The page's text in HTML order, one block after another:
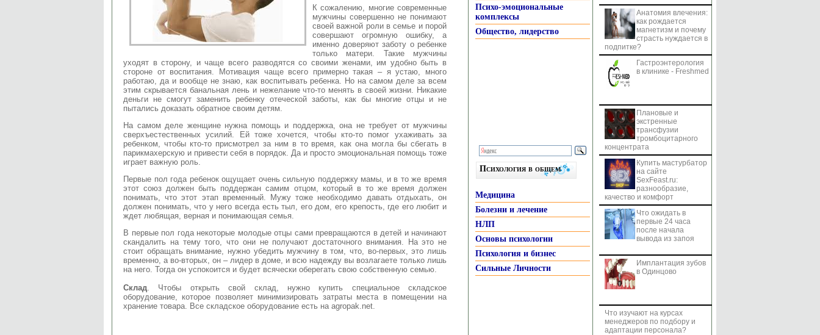
К сожалению, многие современные
мужчины совершенно не понимают
своей важной роли в семье и порой
совершают огромную ошибку, а
именно доверяют заботу о ребенке
только матери. Такие мужчины
уходят в сторону, и чаще всего разводятся со своими женами, им удобно быть в
стороне от воспитания. Мотивация чаще всего примерно такая – я устаю, много
работаю, да и вообще не знаю, как воспитывать ребенка. Но на самом деле за всем
этим скрывается банальная лень и нежелание что-то менять в своей жизни. Никакие
деньги не смогут заменить ребенку отеческой заботы, как бы многие отцы и не
пытались доказать обратное своим детям.
На самом деле женщине нужна помощь и поддержка, она не требует от мужчины
сверхъестественных усилий. Ей тоже хочется, чтобы кто-то помог ухаживать за
ребенком, чтобы кто-то присмотрел за ним в то время, как она могла бы сбегать в
парикмахерскую и привести себя в порядок. Да и просто эмоциональная помощь тоже
играет важную роль.
Первые пол года ребенок ощущает очень сильную поддержку мамы, и в то же время
этот союз должен быть поддержан самим отцом, который в то же время должен
понимать, что этот этап временный. Мужу тоже необходимо давать отдыхать, он
должен понимать, что у него всегда есть тыл, его дом, его крепость, где его любит и
ждет любящая, верная и понимающая семья.
В первые пол года некоторые молодые отцы сами превращаются в детей и начинают
скандалить на тему того, что они не получают достаточного внимания. На это не
стоит обращать внимание, нужно убедить мужчину в том, что, во-первых, это лишь
временно, а во-вторых, он – лидер в доме, и всю надежду вы возлагаете только лишь
на него. Тогда он успокоится и будет всячески оберегать свою собственную семью.
Склад . Чтобы открыть свой склад, нужно купить специальное складское
оборудование, которое позволяет минимизировать затраты места в помещении на
хранение товара. Все складское оборудование есть на agropak.net.
Психо-эмоциональные
комплексы
Общество, лидерство
Психология в общем
Медицина
Болезни и лечение
НЛП
Основы психологии
Психология и бизнес
Сильные Личности
Анатомия влечения:
как рождается
магнетизм и почему
страсть нуждается в
подпитке?
Гастроэнтерология
в клинике - Freshmed
Плановые и
экстренные
трансфузии
тромбоцитарного
концентрата
Купить мастурбатор
на сайте
SexFeast.ru:
разнообразие,
качество и комфорт
Что ожидать в
первые 24 часа
после начала
вывода из запоя
Имплантация зубов
в Одинцово
Что изучают на курсах
менеджеров по подбору и
адаптации персонала?